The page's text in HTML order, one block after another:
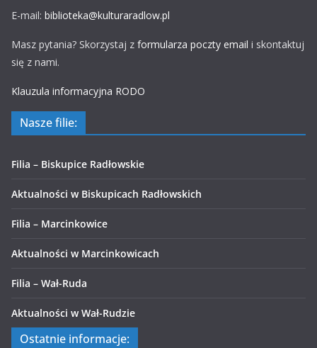
E-mail: biblioteka@kulturaradlow.pl
Masz pytania? Skorzystaj z formularza poczty email i skontaktuj
się z nami.
Klauzula informacyjna RODO
Nasze filie:
Filia – Biskupice Radłowskie
Aktualności w Biskupicach Radłowskich
Filia – Marcinkowice
Aktualności w Marcinkowicach
Filia – Wał-Ruda
Aktualności w Wał-Rudzie
Ostatnie informacje: